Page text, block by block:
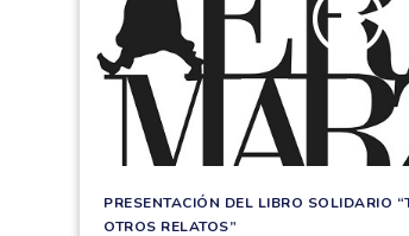
PRESENTACIÓN DEL LIBRO SOLIDARIO
OTROS RELATOS”